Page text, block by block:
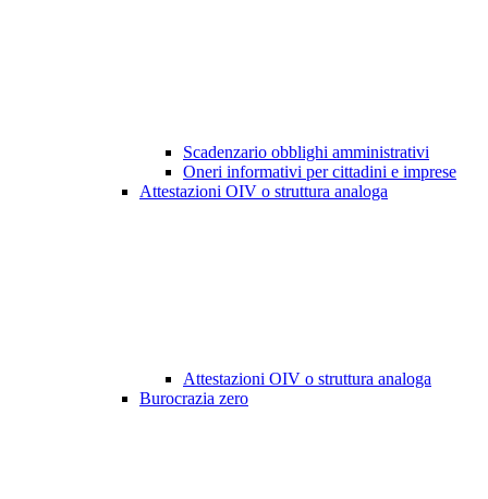
Scadenzario obblighi amministrativi
Oneri informativi per cittadini e imprese
Attestazioni OIV o struttura analoga
Attestazioni OIV o struttura analoga
Burocrazia zero